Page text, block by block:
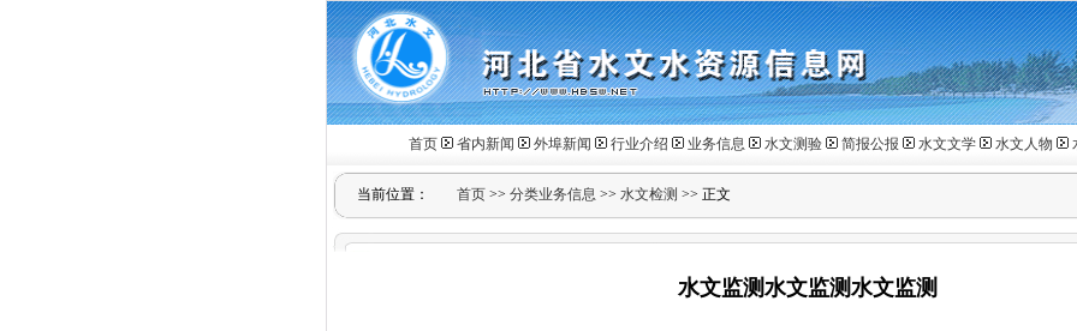
首页 省内新闻 外埠新闻 行业介绍 业务信息 水文测验 简报公报 水文文学 水文人物
当前位置： 首页 >> 分类业务信息 >> 水文检测 >> 正文
水文监测水文监测水文监测